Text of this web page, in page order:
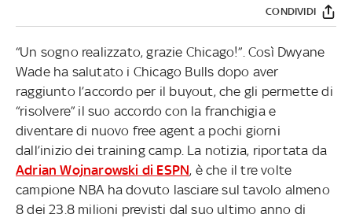
CONDIVIDI
“Un sogno realizzato, grazie Chicago!”. Così Dwyane
Wade ha salutato i Chicago Bulls dopo aver
raggiunto l’accordo per il buyout, che gli permette di
“risolvere” il suo accordo con la franchigia e
diventare di nuovo free agent a pochi giorni
dall’inizio dei training camp. La notizia, riportata da
Adrian Wojnarowski di ESPN, è che il tre volte
campione NBA ha dovuto lasciare sul tavolo almeno
8 dei 23.8 milioni previsti dal suo ultimo anno di